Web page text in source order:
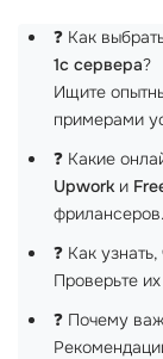
❓ Как
1с сервера?
Ищите
примерами
❓ Какие
Upworkи
фрилансеров.
❓ Как
Проверьте их
❓ Почему